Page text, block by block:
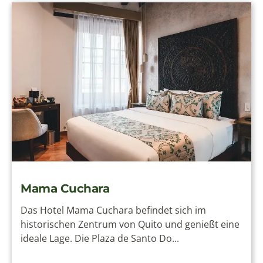
Mama Cuchara
Das Hotel Mama Cuchara befindet sich im
historischen Zentrum von Quito und genießt eine
ideale Lage. Die Plaza de Santo Do...